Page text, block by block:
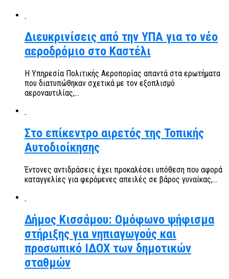
Διευκρινίσεις από την ΥΠΑ για το νέο
αεροδρόμιο στο Καστέλι
Η Υπηρεσία Πολιτικής Αεροπορίας απαντά στα ερωτήματα
που διατυπώθηκαν σχετικά με τον εξοπλισμό
αεροναυτιλίας,...
Στο επίκεντρο αιρετός της Τοπικής
Αυτοδιοίκησης
Έντονες αντιδράσεις έχει προκαλέσει υπόθεση που αφορά
καταγγελίες για φερόμενες απειλές σε βάρος γυναίκας,...
Δήμος Κισσάμου: Ομόφωνο ψήφισμα
στήριξης για νηπιαγωγούς και
προσωπικό ΙΔΟΧ των δημοτικών
σταθμών